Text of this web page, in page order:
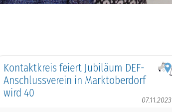
Kontaktkreis feiert Jubiläum DEF-
Anschlussverein in Marktoberdorf
wird 40
07.11.2023